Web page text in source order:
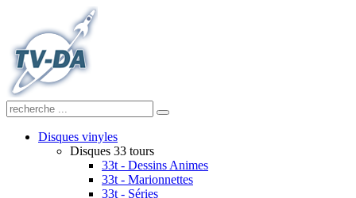
Disques vinyles
Disques 33 tours
33t - Dessins Animes
33t - Marionnettes
33t - Séries